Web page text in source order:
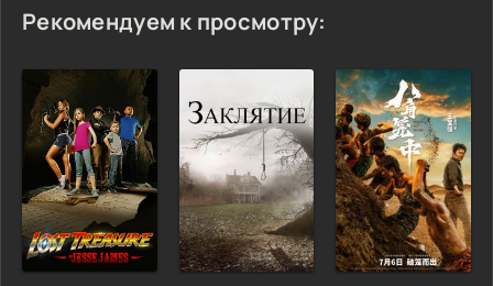
Рекомендуем к просмотру: